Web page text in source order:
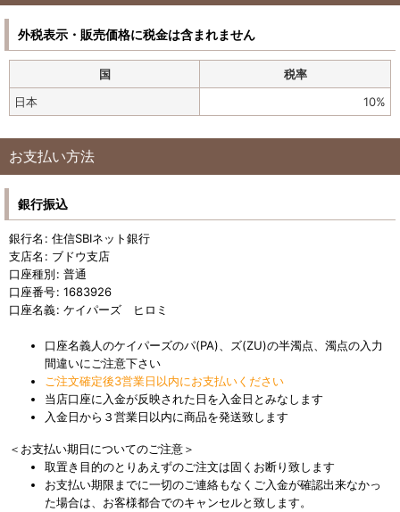
外税表示・販売価格に税金は含まれません
国
税率
日本
10%
お支払い方法
銀行振込
銀行名 : 住信SBIネット銀行
支店名 : ブドウ支店
口座種別: 普通
口座番号: 1683926
口座名義: ケイパーズ ヒロミ
口座名義人のケイパーズのパ(PA)、ズ(ZU)の半濁点、濁点の入力
間違いにご注意下さい
ご注文確定後3営業日以内にお支払いください
当店口座に入金が反映された日を入金日とみなします
入金日から３営業日以内に商品を発送致します
＜お支払い期日についてのご注意＞
取置き目的のとりあえずのご注文は固くお断り致します
お支払い期限までに一切のご連絡もなくご入金が確認出来なかっ
た場合は、お客様都合でのキャンセルと致します。